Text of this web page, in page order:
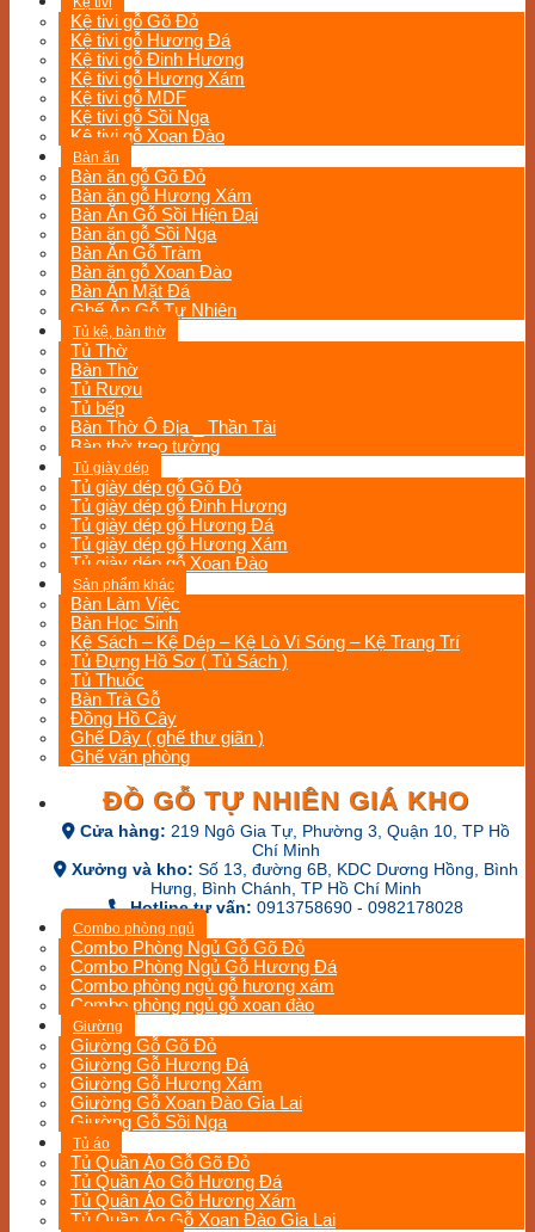
Kệ tivi gỗ Gõ Đỏ
Kệ tivi gỗ Hương Đá
Kệ tivi gỗ Đinh Hương
Kệ tivi gỗ Hương Xám
Kệ tivi gỗ MDF
Kệ tivi gỗ Sồi Nga
Kệ tivi gỗ Xoan Đào
Bàn ăn
Bàn ăn gỗ Gõ Đỏ
Bàn ăn gỗ Hương Xám
Bàn Ăn Gỗ Sồi Hiện Đại
Bàn ăn gỗ Sồi Nga
Bàn Ăn Gỗ Tràm
Bàn ăn gỗ Xoan Đào
Bàn Ăn Mặt Đá
Ghế Ăn Gỗ Tự Nhiên
Tủ kệ, bàn thờ
Tủ Thờ
Bàn Thờ
Tủ Rượu
Tủ bếp
Bàn Thờ Ô Địa _ Thần Tài
Bàn thờ treo tường
Tủ giày dép
Tủ giày dép gỗ Gõ Đỏ
Tủ giày dép gỗ Đinh Hương
Tủ giày dép gỗ Hương Đá
Tủ giày dép gỗ Hương Xám
Tủ giày dép gỗ Xoan Đào
Sản phẩm khác
Bàn Làm Việc
Bàn Học Sinh
Kệ Sách – Kệ Dép – Kệ Lò Vi Sóng – Kệ Trang Trí
Tủ Đựng Hồ Sơ ( Tủ Sách )
Tủ Thuốc
Bàn Trà Gỗ
Đồng Hồ Cây
Ghế Dây ( ghế thư giãn )
Ghế văn phòng
ĐỒ GỖ TỰ NHIÊN GIÁ KHO
Cửa hàng: 219 Ngô Gia Tự, Phường 3, Quận 10, TP Hồ
Chí Minh
Xưởng và kho: Số 13, đường 6B, KDC Dương Hồng, Bình
Hưng, Bình Chánh, TP Hồ Chí Minh
Hotline tư vấn: 0913758690 - 0982178028
Combo phòng ngủ
Combo Phòng Ngủ Gỗ Gõ Đỏ
Combo Phòng Ngủ Gỗ Hương Đá
Combo phòng ngủ gỗ hương xám
Combo phòng ngủ gỗ xoan đào
Giường
Giường Gỗ Gõ Đỏ
Giường Gỗ Hương Đá
Giường Gỗ Hương Xám
Giường Gỗ Xoan Đào Gia Lai
Giường Gỗ Sồi Nga
Tủ áo
Tủ Quần Áo Gỗ Gõ Đỏ
Tủ Quần Áo Gỗ Hương Đá
Tủ Quân Áo Gỗ Hương Xám
Tủ Quần Áo Gỗ Xoan Đào Gia Lai